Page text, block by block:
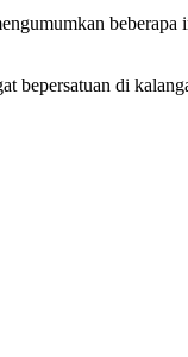
beberapa
bepersatuan di